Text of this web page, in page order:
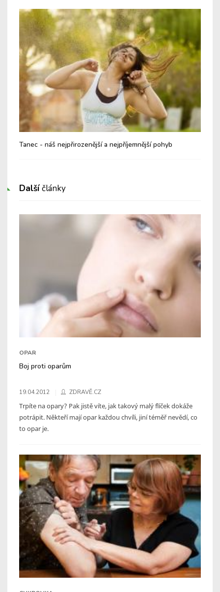
Tanec - náš nejpřirozenější a nejpříjemnější pohyb
Dalšíčlánky
OPAR
Boj proti oparům
19.04.2012 ZDRAVĚ.CZ
Trpíte na opary? Pak jistě víte, jak takový malý flíček dokáže
potrápit. Někteří mají opar každou chvíli, jiní téměř nevědí, co
to opar je.